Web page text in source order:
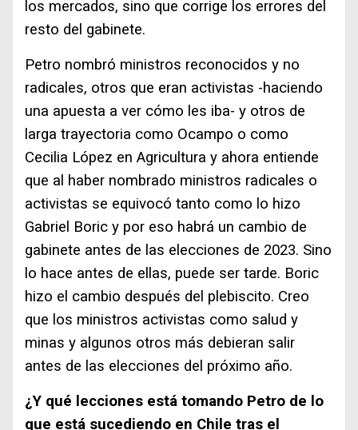
los mercados, sino que corrige los errores del
resto del gabinete.
Petro nombró ministros reconocidos y no
radicales, otros que eran activistas -haciendo
una apuesta a ver cómo les iba- y otros de
larga trayectoria como Ocampo o como
Cecilia López en Agricultura y ahora entiende
que al haber nombrado ministros radicales o
activistas se equivocó tanto como lo hizo
Gabriel Boric y por eso habrá un cambio de
gabinete antes de las elecciones de 2023. Sino
lo hace antes de ellas, puede ser tarde. Boric
hizo el cambio después del plebiscito. Creo
que los ministros activistas como salud y
minas y algunos otros más debieran salir
antes de las elecciones del próximo año.
¿Y qué lecciones está tomando Petro de lo
que está sucediendo en Chile tras el